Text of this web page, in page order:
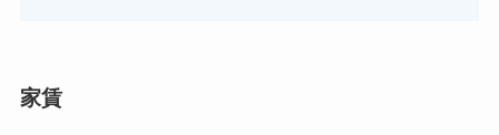
家賃